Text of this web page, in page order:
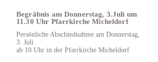
Persönliche Abschiednahme am Donnerstag,
3. Juli
ab 10 Uhr in der Pfarrkirche Micheldorf
Begräbnis am Donnerstag, 3.Juli um
11.30 Uhr Pfarrkirche Micheldorf